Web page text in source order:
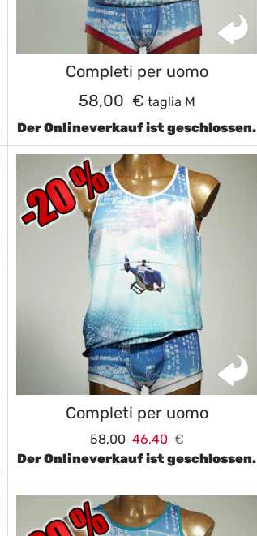
Completi per uomo
58,00 € taglia M
Der Onlineverkauf ist geschlossen.
Completi per uomo
58,00 46,40 €
Der Onlineverkauf ist geschlossen.